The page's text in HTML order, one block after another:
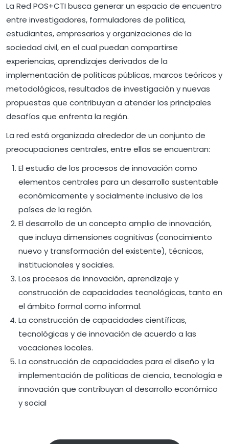
La Red POS+CTI busca generar un espacio de encuentro
entre investigadores, formuladores de política,
estudiantes, empresarios y organizaciones de la
sociedad civil, en el cual puedan compartirse
experiencias, aprendizajes derivados de la
implementación de políticas públicas, marcos teóricos y
metodológicos, resultados de investigación y nuevas
propuestas que contribuyan a atender los principales
desafíos que enfrenta la región.
La red está organizada alrededor de un conjunto de
preocupaciones centrales, entre ellas se encuentran:
El estudio de los procesos de innovación como
elementos centrales para un desarrollo sustentable
económicamente y socialmente inclusivo de los
países de la región.
El desarrollo de un concepto amplio de innovación,
que incluya dimensiones cognitivas (conocimiento
nuevo y transformación del existente), técnicas,
institucionales y sociales.
Los procesos de innovación, aprendizaje y
construcción de capacidades tecnológicas, tanto en
el ámbito formal como informal.
La construcción de capacidades científicas,
tecnológicas y de innovación de acuerdo a las
vocaciones locales.
La construcción de capacidades para el diseño y la
implementación de políticas de ciencia, tecnología e
innovación que contribuyan al desarrollo económico
y social